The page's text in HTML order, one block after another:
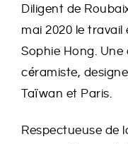
Diligent de
mai 2020 le
Sophie Hong.
céramiste,
Taïwan et Paris.
Respectueuse de